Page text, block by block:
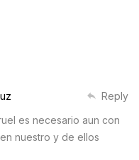
Reply
es necesario aun con
nuestro y de ellos